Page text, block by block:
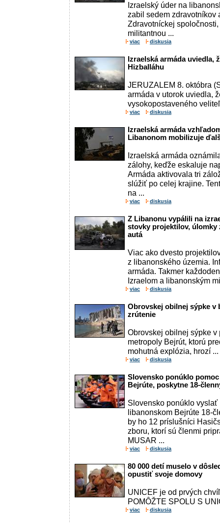
Izraelský úder na
zabil sedem zdravotníkov
Zdravotníckej
militantnou ...
viac diskusia
Izraelská armáda uviedla,
Hizballáhu
JERUZALEM 8. októbra
armáda v utorok uviedla,
vysokopostaveného
viac diskusia
Izraelská armáda
Libanonom mobilizuje
Izraelská armáda
zálohy, keďže eskaluje
Armáda aktivovala tri
slúžiť po celej krajine.
na ...
viac diskusia
Z Libanonu vypálili na
stovky projektilov, úlomky
autá
Viac ako dvesto
z libanonského územia.
armáda. Takmer
Izraelom a libanonským
viac diskusia
Obrovskej obilnej sýpke v
zrútenie
Obrovskej obilnej sýpke
metropoly Bejrút, ktorú
mohutná explózia, hrozí ...
viac diskusia
Slovensko ponúklo
Bejrúte, poskytne 18-
Slovensko ponúklo
libanonskom Bejrúte 18-
by ho 12 príslušníci
zboru, ktorí sú členmi
MUSAR ...
viac diskusia
80 000 detí muselo v
opustiť svoje domovy
UNICEF je od prvých
POMÔŽTE SPOLU S
viac diskusia